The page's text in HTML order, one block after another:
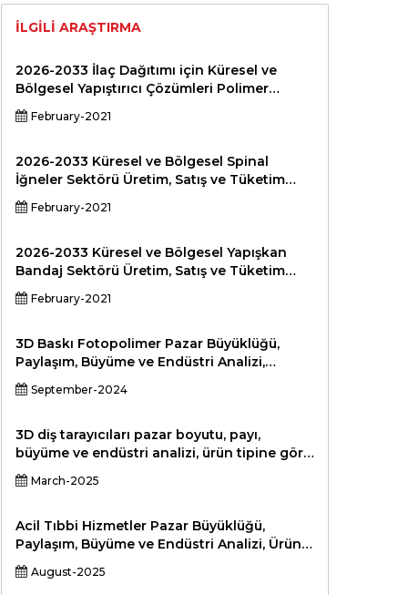
İLGILI ARAŞTIRMA
2026-2033 İlaç Dağıtımı için Küresel ve
Bölgesel Yapıştırıcı Çözümleri Polimer
Endüstrisi Üretim, Satış ve Tüketim Durumu
ve Beklentiler Profesyonel Pazar Araştırması
February-2021
2026-2033 Küresel ve Bölgesel Spinal
İğneler Sektörü Üretim, Satış ve Tüketim
Durumu ve Beklentiler Profesyonel Pazar
Araştırması Raporu Standart Versiyon
February-2021
2026-2033 Küresel ve Bölgesel Yapışkan
Bandaj Sektörü Üretim, Satış ve Tüketim
Durumu ve Beklentiler Profesyonel Pazar
Araştırması Raporu Standart Versiyon
February-2021
3D Baskı Fotopolimer Pazar Büyüklüğü,
Paylaşım, Büyüme ve Endüstri Analizi,
Teknolojiye Göre (Dijital Işık İşleme, Polyjet,
Stereolitografi, Üretan Dökümü), Işık
Dikey (Havacılık ve Diğerleri), Tüketici
Malları, Elektronik ve ve Bölge, Üretim,
Üretim, Üretim, Üretim, Üretim, Üretim, 202
September-2024
3D diş tarayıcıları pazar boyutu, payı,
büyüme ve endüstri analizi, ürün tipine göre
(intraoral tarayıcılar, ekstraoral tarayıcılar,
hibrit tarayıcılar), (teşhis görüntüleme,
kozmetik diş hekimliği), son kullanıcı
tarafından (diş klinikleri, hastaneler,
araştırma ve akademik analizi) tarafından
March-2025
Acil Tıbbi Hizmetler Pazar Büyüklüğü,
Paylaşım, Büyüme ve Endüstri Analizi, Ürün
Türüne Göre (Yaşam Desteği ve Acil
Resüsitasyon Ekipmanları, Hasta İzleme
August-2025